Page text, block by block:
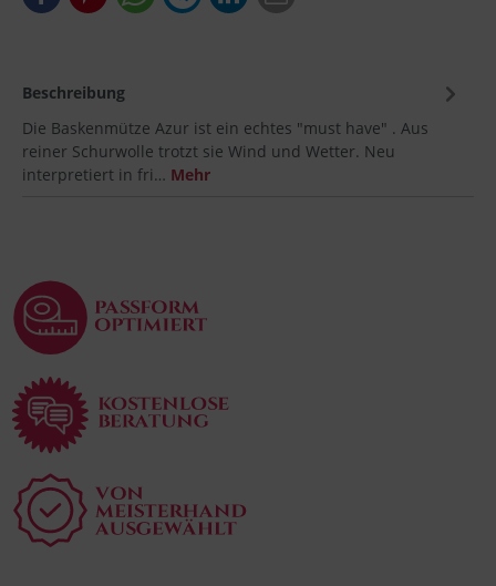
Beschreibung
Die Baskenmütze Azur ist ein echtes "must have" . Aus
reiner Schurwolle trotzt sie Wind und Wetter. Neu
interpretiert in fri… Mehr